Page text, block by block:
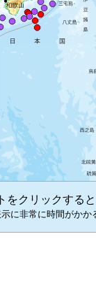
をクリックする
に非常に時間がか